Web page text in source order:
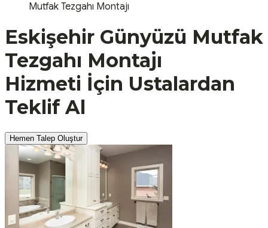
Mutfak Tezgahı Montajı
Eskişehir Günyüzü Mutfak
Tezgahı Montajı
Hizmeti İçin Ustalardan
Teklif Al
Hemen Talep Oluştur